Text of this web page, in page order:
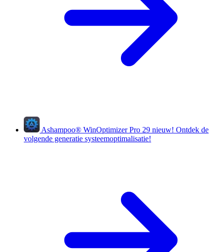
Ashampoo® WinOptimizer Pro 29 nieuw! Ontdek de
volgende generatie systeemoptimalisatie!